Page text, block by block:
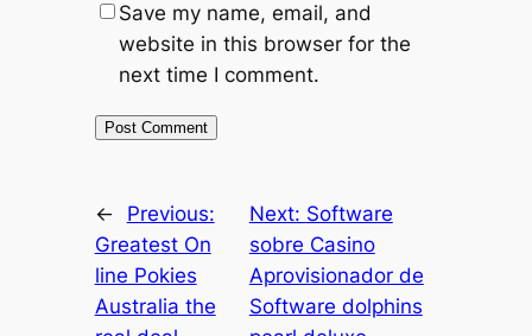
Save my name, email, and
website in this browser for the
next time I comment.
←
Previous:
Greatest On
line Pokies
Australia the
Next: Software
sobre Casino
Aprovisionador de
Software dolphins